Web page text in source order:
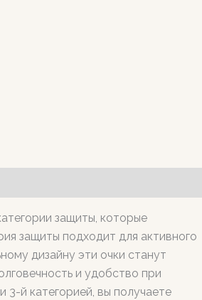
защиты, которые
защиты подходит для активного
дизайну эти очки станут
и удобство при
й категорией, вы получаете